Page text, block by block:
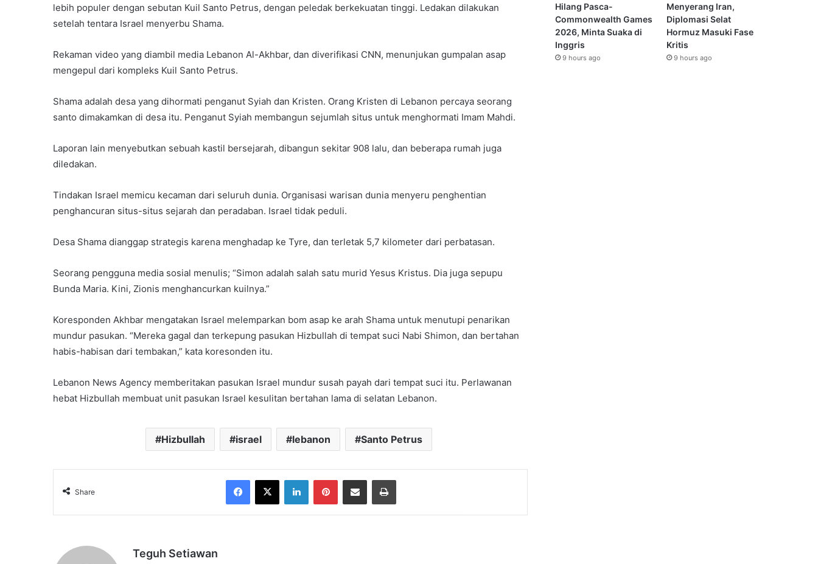
lebih populer dengan sebutan Kuil Santo Petrus, dengan peledak berkekuatan tinggi. Ledakan dilakukan
setelah tentara Israel menyerbu Shama.
Rekaman video yang diambil media Lebanon Al-Akhbar, dan diverifikasi CNN, menunjukan gumpalan asap
mengepul dari kompleks Kuil Santo Petrus.
Shama adalah desa yang dihormati penganut Syiah dan Kristen. Orang Kristen di Lebanon percaya seorang
santo dimakamkan di desa itu. Penganut Syiah membangun sejumlah situs untuk menghormati Imam Mahdi.
Laporan lain menyebutkan sebuah kastil bersejarah, dibangun sekitar 908 lalu, dan beberapa rumah juga
diledakan.
Tindakan Israel memicu kecaman dari seluruh dunia. Organisasi warisan dunia menyeru penghentian
penghancuran situs-situs sejarah dan peradaban. Israel tidak peduli.
Desa Shama dianggap strategis karena menghadap ke Tyre, dan terletak 5,7 kilometer dari perbatasan.
Seorang pengguna media sosial menulis; “Simon adalah salah satu murid Yesus Kristus. Dia juga sepupu
Bunda Maria. Kini, Zionis menghancurkan kuilnya.”
Koresponden Akhbar mengatakan Israel melemparkan bom asap ke arah Shama untuk menutupi penarikan
mundur pasukan. “Mereka gagal dan terkepung pasukan Hizbullah di tempat suci Nabi Shimon, dan bertahan
habis-habisan dari tembakan,” kata koresonden itu.
Lebanon News Agency memberitakan pasukan Israel mundur susah payah dari tempat suci itu. Perlawanan
hebat Hizbullah membuat unit pasukan Israel kesulitan bertahan lama di selatan Lebanon.
Hizbullah israel lebanon Santo Petrus
Share
Facebook
X LinkedInPinterestShare via Email Print
Teguh Setiawan
Hilang Pasca-
Commonwealth Games
2026, Minta Suaka di
Inggris
9 hours ago
Menyerang Iran,
Diplomasi Selat
Hormuz Masuki Fase
Kritis
9 hours ago